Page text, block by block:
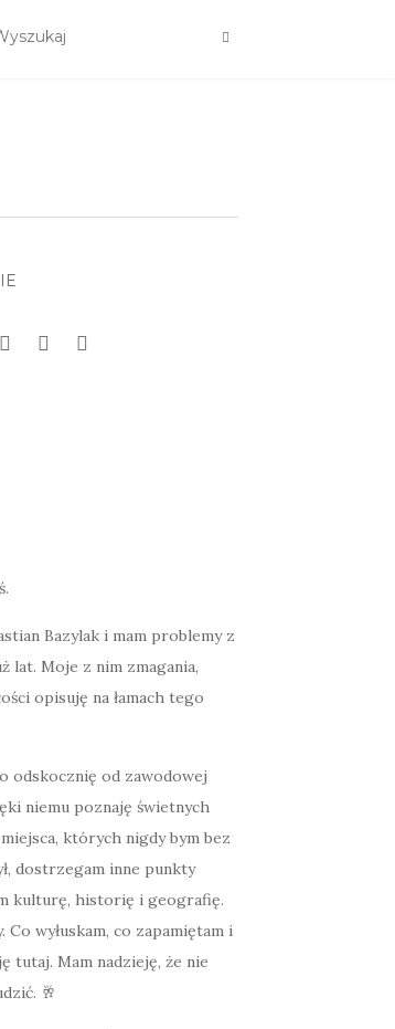
Bazylak i mam problemy z
lat. Moje z nim zmagania,
opisuję na łamach tego
odskocznię od zawodowej
niemu poznaję świetnych
których nigdy bym bez
dostrzegam inne punkty
kulturę, historię i geografię.
Co wyłuskam, co zapamiętam i
tutaj. Mam nadzieję, że nie
🥂